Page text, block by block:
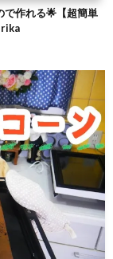
で作れる🌟【超簡単